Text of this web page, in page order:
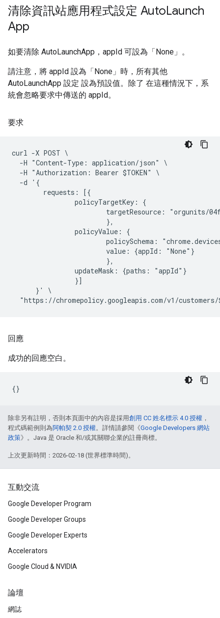
清除資訊站應用程式設定 AutoLaunch
App
如要清除 AutoLaunchApp，appId 可設為「None」。
請注意，將 appId 設為「None」時，所有其他
AutoLaunchApp 設定 設為預設值。除了 在這種情況下，系
統會忽略要求中傳送的 appId。
要求
curl -X POST \
  -H "Content-Type: application/json" \
  -H "Authorization: Bearer $TOKEN" \
  -d '{
        requests: [{
                policyTargetKey: {
targetResource: "orgunits/
                        },
                policyValue: {
policySchema:
                        value: {appId: "None"}
                        },
                updateMask: {paths: "appId"}
                }]
      }' \
回應
成功的回應空白。
除非另有註明，否則本頁面中的內容是採用創用 CC 姓名標示 4.0 授權 ，
程式碼範例則為阿帕契 2.0 授權。詳情請參閱《Google Developers 網站
政策》。Java 是 Oracle 和/或其關聯企業的註冊商標。
上次更新時間：2026-02-18 (世界標準時間)。
互動交流
Google Developer Program
Google Developer Groups
Google Developer Experts
Accelerators
Google Cloud & NVIDIA
論壇
網誌